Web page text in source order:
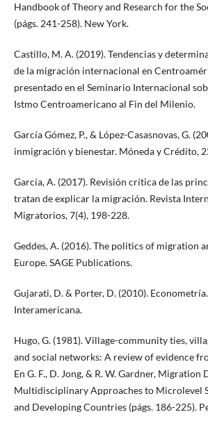
Handbook of Theory and Research for the
(págs. 241-258). New York.
Castillo, M. A. (2019). Tendencias y
de la migración internacional en
presentado en el Seminario Internacional
Istmo Centroamericano al Fin del Milenio.
García Gómez, P., & López-Casasnovas, G.
inmigración y bienestar. Móneda y Crédito,
García, A. (2017). Revisión crítica de las
tratan de explicar la migración. Revista
Migratorios, 7(4), 198-228.
Geddes, A. (2016). The politics of migration
Europe. SAGE Publications.
Gujarati, D. & Porter, D. (2010).
Interamericana.
Hugo, G. (1981). Village-community ties,
and social networks: A review of evidence
En G. F., D. Jong, & R. W. Gardner, Migration
Multidisciplinary Approaches to Microlevel
and Developing Countries (págs. 186-225).